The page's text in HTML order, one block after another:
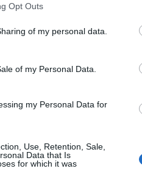
Opt Outs
of my personal data.
of my Personal Data.
my Personal Data for
Use, Retention, Sale,
Data that Is
for which it was
latek zginął po
Jeziorze Jagodne, w pobliżu
wodnego z motorówką. W
jednostkach. Okoliczności
prokuratury.